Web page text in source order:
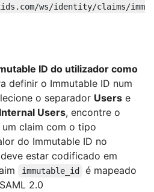
ws/identity/claims/imm
ID do utilizador como
definir o Immutable ID num
o separador Users e
Internal Users, encontre o
claim com o tipo
do Immutable ID no
estar codificado em
immutable_id
é mapeado
2.0